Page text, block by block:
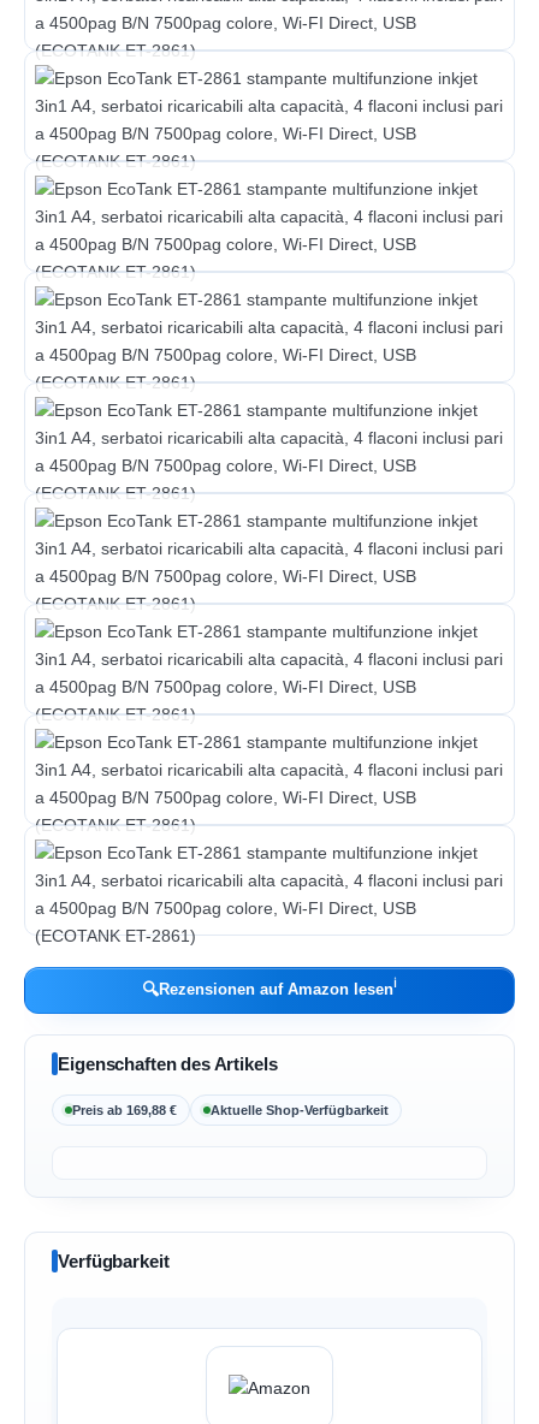
🔍Rezensionen auf Amazon lesenℹ︎
Eigenschaften des Artikels
Preis ab 169,88 € Aktuelle Shop-Verfügbarkeit
Verfügbarkeit